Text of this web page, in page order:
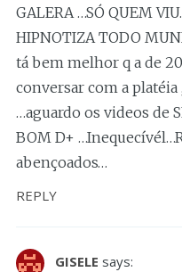
GALERA …SÓ QUEM
HIPNOTIZA TODO
tá bem melhor q a de
conversar com a
…aguardo os videos de
BOM D+
abençoados…
REPLY
GISELE says: